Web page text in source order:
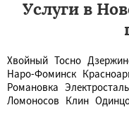
Услуги в
Хвойный Тосно
Наро-Фоминск
Романовка Электросталь
Ломоносов Клин